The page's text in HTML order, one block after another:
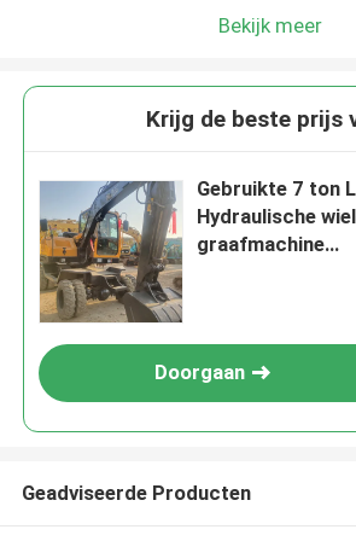
Bekijk meer
Krijg de beste prijs
Gebruikte 7 ton
Hydraulische
graafmachine
Doorgaan
Geadviseerde Producten